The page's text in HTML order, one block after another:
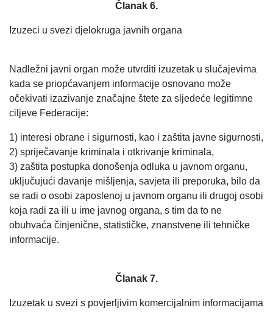
Članak 6.
Izuzeci u svezi djelokruga javnih organa
Nadležni javni organ može utvrditi izuzetak u slučajevima
kada se priopćavanjem informacije osnovano može
očekivati izazivanje značajne štete za sljedeće legitimne
ciljeve Federacije:
1) interesi obrane i sigurnosti, kao i zaštita javne sigurnosti,
2) spriječavanje kriminala i otkrivanje kriminala,
3) zaštita postupka donošenja odluka u javnom organu,
uključujući davanje mišljenja, savjeta ili preporuka, bilo da
se radi o osobi zaposlenoj u javnom organu ili drugoj osobi
koja radi za ili u ime javnog organa, s tim da to ne
obuhvaća činjenične, statističke, znanstvene ili tehničke
informacije.
Članak 7.
Izuzetak u svezi s povjerljivim komercijalnim informacijama